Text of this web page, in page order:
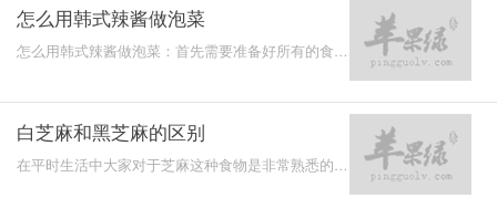
怎么用韩式辣酱做泡菜
怎么用韩式辣酱做泡菜：首先需要准备好所有的食
白芝麻和黑芝麻的区别
在平时生活中大家对于芝麻这种食物是非常熟悉的，